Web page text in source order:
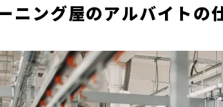
ニング屋のアルバイトの